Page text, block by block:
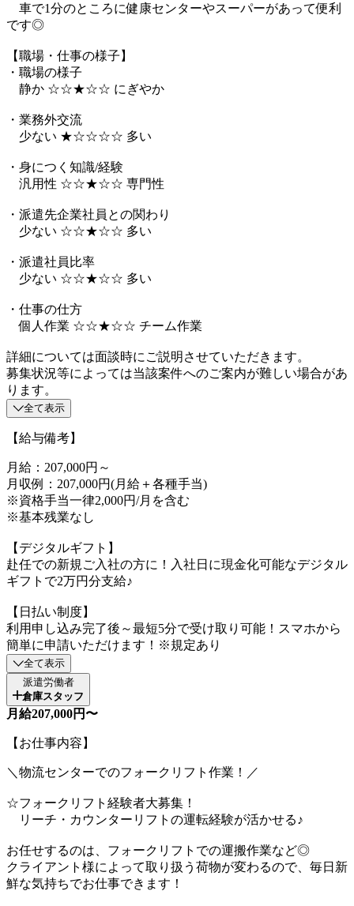
車で1分のところに健康センターやスーパーがあって便利
です◎
【職場・仕事の様子】
・職場の様子
静か ☆☆★☆☆ にぎやか
・業務外交流
少ない ★☆☆☆☆ 多い
・身につく知識/経験
汎用性 ☆☆★☆☆ 専門性
・派遣先企業社員との関わり
少ない ☆☆★☆☆ 多い
・派遣社員比率
少ない ☆☆★☆☆ 多い
・仕事の仕方
個人作業 ☆☆★☆☆ チーム作業
詳細については面談時にご説明させていただきます。
募集状況等によっては当該案件へのご案内が難しい場合があ
ります。
全て表示
【給与備考】
月給：207,000円～
月収例：207,000円(月給＋各種手当)
※資格手当一律2,000円/月を含む
※基本残業なし
【デジタルギフト】
赴任での新規ご入社の方に！入社日に現金化可能なデジタル
ギフトで2万円分支給♪
【日払い制度】
利用申し込み完了後～最短5分で受け取り可能！スマホから
簡単に申請いただけます！※規定あり
全て表示
派遣労働者
倉庫スタッフ
月給207,000円〜
【お仕事内容】
＼物流センターでのフォークリフト作業！／
☆フォークリフト経験者大募集！
リーチ・カウンターリフトの運転経験が活かせる♪
お任せするのは、フォークリフトでの運搬作業など◎
クライアント様によって取り扱う荷物が変わるので、毎日新
鮮な気持ちでお仕事できます！